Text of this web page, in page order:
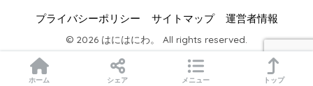
プライバシーポリシー サイトマップ 運営者情報
© 2026 はにはにわ。 All rights reserved.
ホーム シェア メニュー トップ